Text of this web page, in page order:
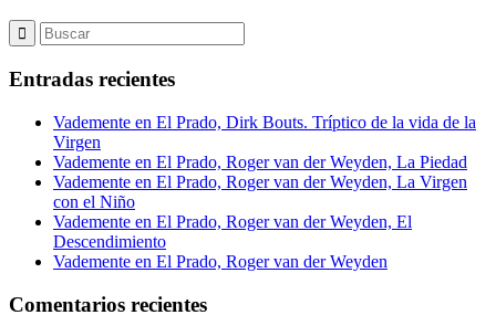
Entradas recientes
Vademente en El Prado, Dirk Bouts. Tríptico de la vida de la
Virgen
Vademente en El Prado, Roger van der Weyden, La Piedad
Vademente en El Prado, Roger van der Weyden, La Virgen
con el Niño
Vademente en El Prado, Roger van der Weyden, El
Descendimiento
Vademente en El Prado, Roger van der Weyden
Comentarios recientes